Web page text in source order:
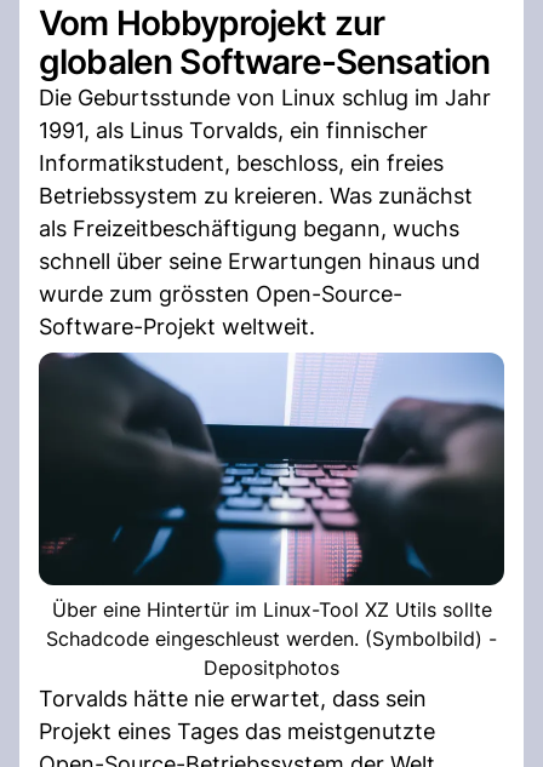
Vom Hobbyprojekt zur
globalen Software-Sensation
Die Geburtsstunde von Linux schlug im Jahr
1991, als Linus Torvalds, ein finnischer
Informatikstudent, beschloss, ein freies
Betriebssystem zu kreieren. Was zunächst
als Freizeitbeschäftigung begann, wuchs
schnell über seine Erwartungen hinaus und
wurde zum grössten Open-Source-
Software-Projekt weltweit.
Über eine Hintertür im Linux-Tool XZ Utils sollte
Schadcode eingeschleust werden. (Symbolbild) -
Depositphotos
Torvalds hätte nie erwartet, dass sein
Projekt eines Tages das meistgenutzte